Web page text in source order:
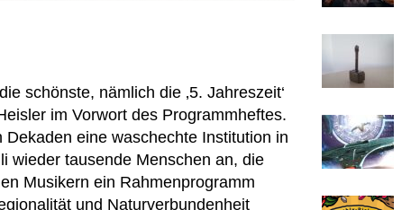
schönste, nämlich die ‚5. Jahreszeit‘
im Vorwort des Programmheftes.
eine waschechte Institution in
wieder tausende Menschen an, die
Musikern ein Rahmenprogramm
und Naturverbundenheit